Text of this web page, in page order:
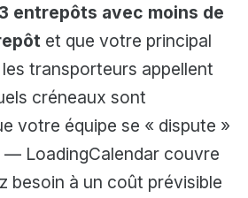
entrepôts avec moins de
et que votre principal
transporteurs appellent
créneaux sont
votre équipe se « dispute »
— LoadingCalendar couvre
besoin à un coût prévisible